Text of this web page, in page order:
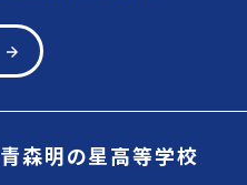
青森明の星高等学校